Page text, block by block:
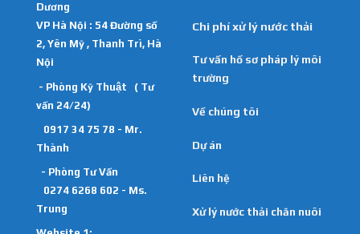
Dương
VP Hà Nội : 54 Đường số
2, Yên Mỹ , Thanh Trì, Hà
Nội
- Phòng Kỹ Thuật ( Tư
vấn 24/24)
0917 34 75 78 - Mr.
Thành
- Phòng Tư Vấn
0274 6268 602 - Ms.
Trung
Chi phí xử lý nước thải
Tư vấn hồ sơ pháp lý môi
trường
Về chúng tôi
Dự án
Liên hệ
Xử lý nước thải chăn nuôi